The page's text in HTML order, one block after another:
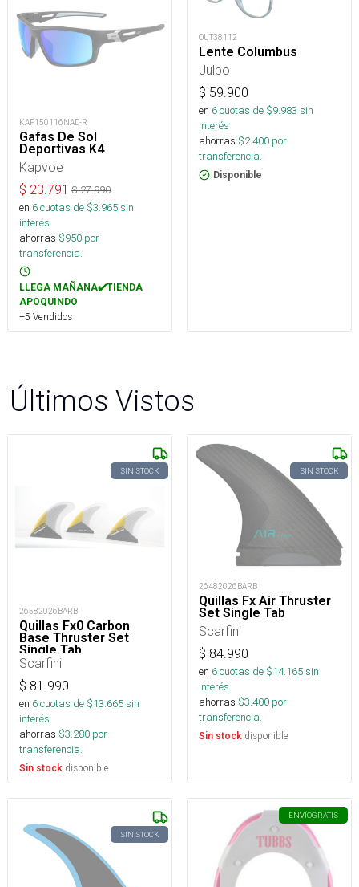
KAP150116NAD-R
Gafas De Sol
Deportivas K4
Kapvoe
$ 23.791 $27.990
en 6cuotas de $3.965sin
interés
ahorras $950 por
transferencia.
LLEGA MAÑANA✔️TIENDA
APOQUINDO
+5 Vendidos
OUT38112
Lente Columbus
Julbo
$ 59.900
en 6cuotas de $9.983 sin
interés
ahorras $2.400 por
transferencia.
Disponible
Últimos Vistos
SIN STOCK
26582026BARB
Quillas Fx0 Carbon
Base Thruster Set
Single Tab
Scarfini
$ 81.990
en 6cuotas de $13.665sin
interés
ahorras $3.280 por
transferencia.
Sin stock disponible
SIN STOCK
26482026BARB
Quillas Fx Air Thruster
Set Single Tab
Scarfini
$ 84.990
en 6cuotas de $14.165sin
interés
ahorras $3.400 por
transferencia.
Sin stock disponible
SIN STOCK
ENVÍOGRATIS